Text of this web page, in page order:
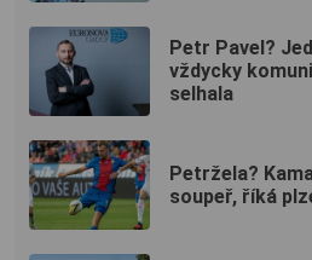
Petr Pavel?
vždycky
selhala
Petržela?
soupeř, říká